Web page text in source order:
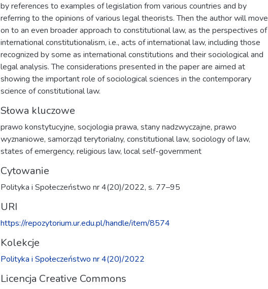
by references to examples of legislation from various countries and by
referring to the opinions of various legal theorists. Then the author will move
on to an even broader approach to constitutional law, as the perspectives of
international constitutionalism, i.e., acts of international law, including those
recognized by some as international constitutions and their sociological and
legal analysis. The considerations presented in the paper are aimed at
showing the important role of sociological sciences in the contemporary
science of constitutional law.
Słowa kluczowe
prawo konstytucyjne, socjologia prawa, stany nadzwyczajne, prawo
wyznaniowe, samorząd terytorialny, constitutional law, sociology of law,
states of emergency, religious law, local self-government
Cytowanie
Polityka i Społeczeństwo nr 4(20)/2022, s. 77–95
URI
https://repozytorium.ur.edu.pl/handle/item/8574
Kolekcje
Polityka i Społeczeństwo nr 4(20)/2022
Licencja Creative Commons